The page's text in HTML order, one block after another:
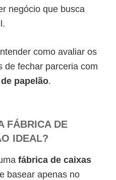
negócio que busca
como avaliar os
de fechar parceria com
papelão.
FÁBRICA DE
IDEAL?
fábrica de caixas
basear apenas no